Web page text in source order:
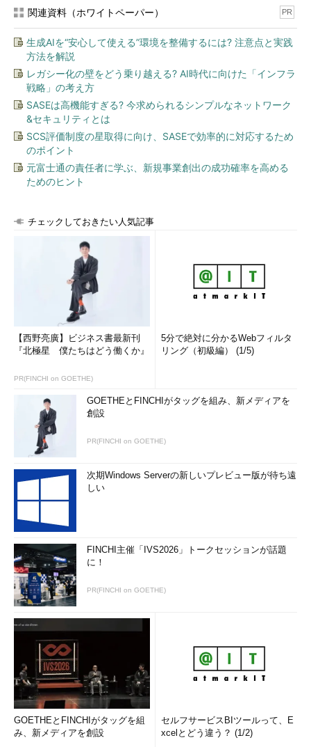
席をする日本人の学生、若手研究者は以前と比べると増えてきて
います。また、日本にいる外国人留学生の日本語レベルも向上さ
せる必要があります。ASISTプログラムではビジネス日本語など
についての教育も行っています。
小平語学に関しては2点、面白い話がありました。日本人の英
語については「同じ英語でも、今回の国際フォーラムのようにさ
まざまな国からきた人間がしゃべる英語はイントネーションや発
音などが非常に多様だ。だから臆せずにどんどん発言するべきだ
（マラヤ大学 計算機科学科 Singh准教授）」というコメント。一
方、外国人がしゃべる日本語に関しては「日本人はイントネーシ
ョンレベルまで完璧な日本語を外国人に求めすぎる。少しでも分
る。この意識を変えないと、日本人は語学力以外の専門性で真に
家本社長）」というもの。
これら両方に共通しているのは、「語学が完璧でないと、グロ
ーバルなシーンで発言してはいけない」と思い込んでいるニッポ
ン人エンジニアの姿です。それよりも大事なのは、伝える内容、
コンテンツ自体をより良いものにするということだと思います。
アジア各国における「グローバル」の意味
小平今回「アジアでのIT産業活性化を担う人材像の共有」「育
成のための国際的な大学連携のあり方」「日本のIT企業のアジア
展開における留学生活用方法」というテーマで、アジア各国の教
授たちを中心に議論を進めましたが、「グローバル」という言葉
の認識や定義付けが一様でないという点が、実は重要ではないか
ような「世界標準を作り、一律に束ねる」という進め方の「グロ
ーバル」という意味と、他方で地域への産業集積などに基づく
よって進めよう」という意味でのグローバルです。
同じアジアでも、インド（インド工科大学）やバングラデシュ
（バングラデシュ工科大学）など南アジア方面では「世界はいつ
でも、どこでも一律」というニュアンスが強かったのに対し、日
本（東北大学、東京工業大学、会津大学）、中国（北京郵電大
学）、モンゴル（モンゴル理工大学）など北東アジア方面では地
うえでどう国際連携を進めていくのかという志向性があるように
感じました。また、地理的にも中間に位置している、タイ（チュ
ラロンコン大学）、ベトナム（ベトナム国家大学）、マレーシア
（マラヤ大学）などではそのスタンスも中立的であり、模索中と
いう印象を持ちました。
関連資料（ホワイトペーパー） PR
生成AIを“安心して使える”環境を整備するには? 注意点と実践
方法を解説
レガシー化の壁をどう乗り越える? AI時代に向けた「インフラ
戦略」の考え方
SASEは高機能すぎる? 今求められるシンプルなネットワーク
&セキュリティとは
SCS評価制度の星取得に向け、SASEで効率的に対応するため
のポイント
元富士通の責任者に学ぶ、新規事業創出の成功確率を高める
ためのヒント
チェックしておきたい人気記事
【西野亮廣】ビジネス書最新刊
『北極星 僕たちはどう働くか』
PR(FINCHI on GOETHE)
5分で絶対に分かるWebフィルタ
リング（初級編） (1/5)
GOETHEとFINCHIがタッグを組み、新メディアを
創設
PR(FINCHI on GOETHE)
次期Windows Serverの新しいプレビュー版が待ち遠
しい
FINCHI主催「IVS2026」トークセッションが話題
に！
PR(FINCHI on GOETHE)
GOETHEとFINCHIがタッグを組
み、新メディアを創設
セルフサービスBIツールって、E
xcelとどう違う？ (1/2)